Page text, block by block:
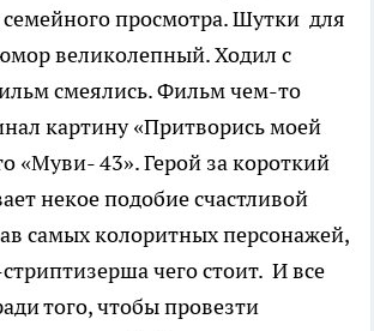
семейного просмотра. Шутки для
великолепный. Ходил с
смеялись. Фильм чем-то
картину «Притворись моей
«Муви- 43». Герой за короткий
некое подобие счастливой
самых колоритных персонажей,
чего стоит. И все
того, чтобы провезти